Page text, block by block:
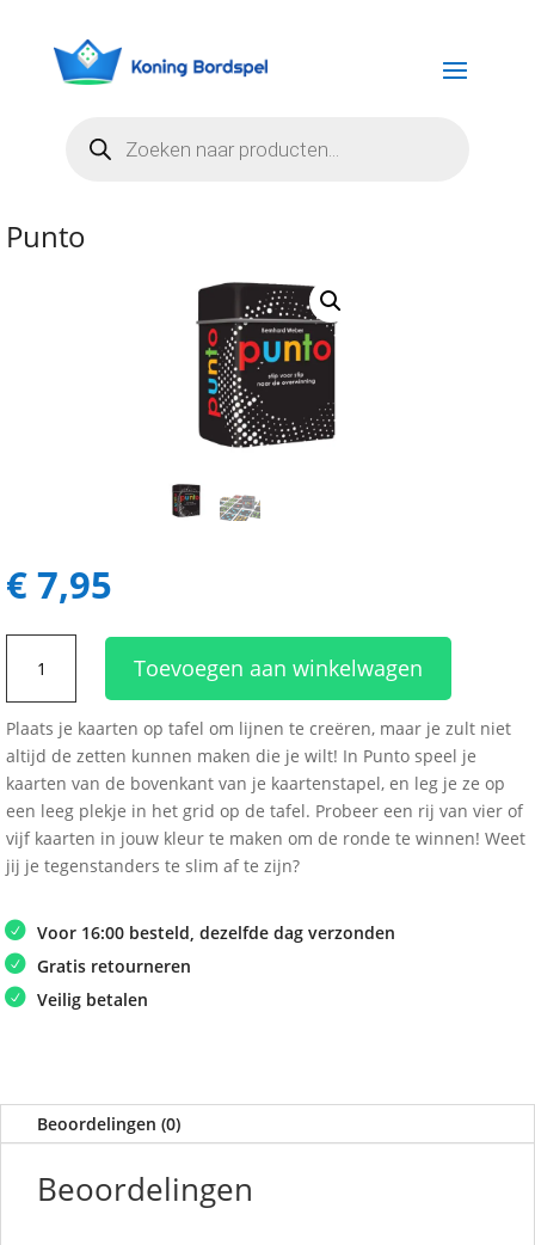
zoeken
Punto
€7,95
aantal
Toevoegen aan winkelwagen
Plaats je kaarten op tafel om lijnen te creëren, maar je zult niet
altijd de zetten kunnen maken die je wilt! In Punto speel je
kaarten van de bovenkant van je kaartenstapel, en leg je ze op
een leeg plekje in het grid op de tafel. Probeer een rij van vier of
vijf kaarten in jouw kleur te maken om de ronde te winnen! Weet
jij je tegenstanders te slim af te zijn?
Voor 16:00 besteld, dezelfde dag verzonden
Gratis retourneren
Veilig betalen
Beoordelingen (0)
Beoordelingen